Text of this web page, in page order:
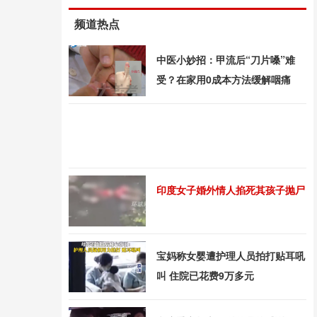
频道热点
中医小妙招：甲流后“刀片嗓”难
受？在家用0成本方法缓解咽痛
印度女子婚外情人掐死其孩子抛尸
宝妈称女婴遭护理人员拍打贴耳吼
叫 住院已花费9万多元